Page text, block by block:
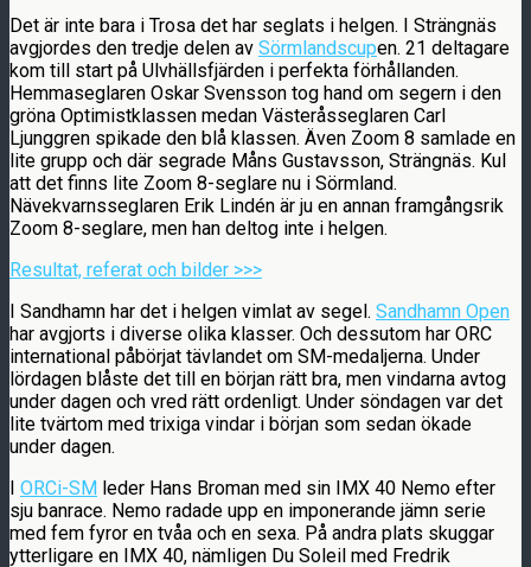
Det är inte bara i Trosa det har seglats i helgen. I Strängnäs
avgjordes den tredje delen av Sörmlandscupen. 21 deltagare
kom till start på Ulvhällsfjärden i perfekta förhållanden.
Hemmaseglaren Oskar Svensson tog hand om segern i den
gröna Optimistklassen medan Västeråsseglaren Carl
Ljunggren spikade den blå klassen. Även Zoom 8 samlade en
lite grupp och där segrade Måns Gustavsson, Strängnäs. Kul
att det finns lite Zoom 8-seglare nu i Sörmland.
Nävekvarnsseglaren Erik Lindén är ju en annan framgångsrik
Zoom 8-seglare, men han deltog inte i helgen.
Resultat, referat och bilder >>>
I Sandhamn har det i helgen vimlat av segel. Sandhamn Open
har avgjorts i diverse olika klasser. Och dessutom har ORC
international påbörjat tävlandet om SM-medaljerna. Under
lördagen blåste det till en början rätt bra, men vindarna avtog
under dagen och vred rätt ordenligt. Under söndagen var det
lite tvärtom med trixiga vindar i början som sedan ökade
under dagen.
I ORCi-SM leder Hans Broman med sin IMX 40 Nemo efter
sju banrace. Nemo radade upp en imponerande jämn serie
med fem fyror en tvåa och en sexa. På andra plats skuggar
ytterligare en IMX 40, nämligen Du Soleil med Fredrik